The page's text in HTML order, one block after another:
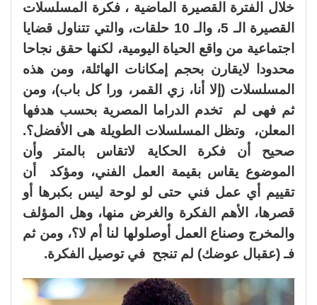
خلال الفترة القصيرة الماضية ، فكرة المسلسلات
القصيرة الـ 5، والـ 10 حلقات، والتي تتناول قضايا
اجتماعية من واقع الحياة اليومية، لكنها حقق نجاحا
محدودا لايقارن بحجم إمكانات الهائلة، ومن هذه
المسلسلات (إلا أنا، زي القمر، ورا كل باب)، ومن
ثم فهى لم تخدم الدراما المصرية بحسب هدفها
المعلن، وتظل المسلسلات الطويلة هى الأفضل؟.
صحيح أن فكرة الحكاية لاتقاس بالمتر وأن
الموضوع يقاس بقيمة العمل الفني، ومؤكد أن
تقييم أي عمل فني حتى لو لوحة ليس بكبرها أو
قصرها، الأهم الفكرة والغرض منها، وهل المؤلف
والمخرج وصناع العمل أوصلولها لنا أم لا؟، ومن ثم
فـ (عقبال عوضك) لم تنجح في توصيل الفكرة.